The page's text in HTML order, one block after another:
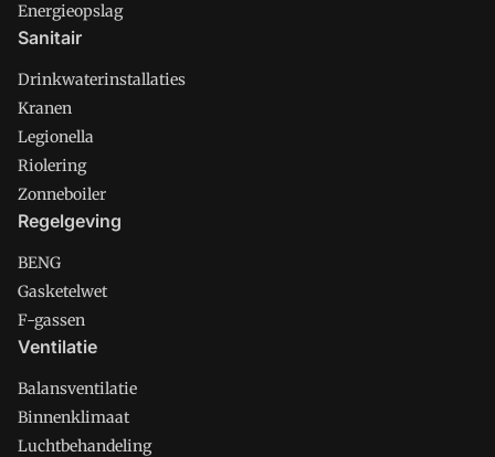
Energieopslag
Sanitair
Drinkwaterinstallaties
Kranen
Legionella
Riolering
Zonneboiler
Regelgeving
BENG
Gasketelwet
F-gassen
Ventilatie
Balansventilatie
Binnenklimaat
Luchtbehandeling